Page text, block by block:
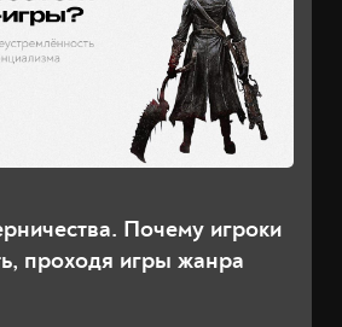
Почему игроки
проходя игры жанра